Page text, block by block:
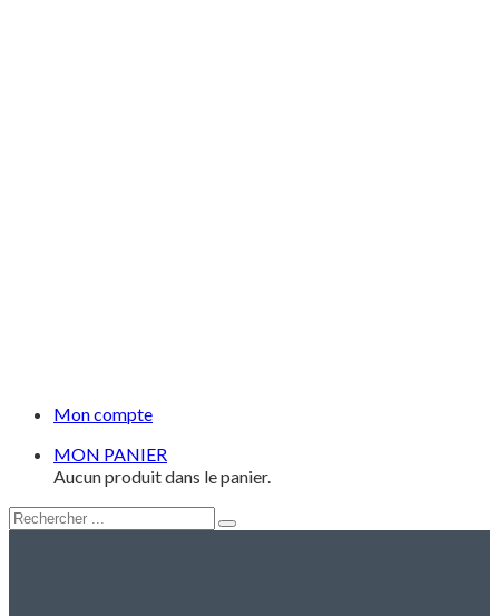
Mon compte
MON PANIER
Aucun produit dans le panier.